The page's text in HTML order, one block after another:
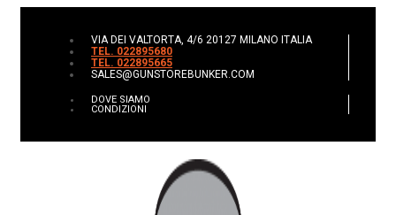
VIA DEI VALTORTA, 4/6 20127 MILANO ITALIA
TEL. 022895680
TEL. 022895665
SALES@GUNSTOREBUNKER.COM
DOVE SIAMO
CONDIZIONI